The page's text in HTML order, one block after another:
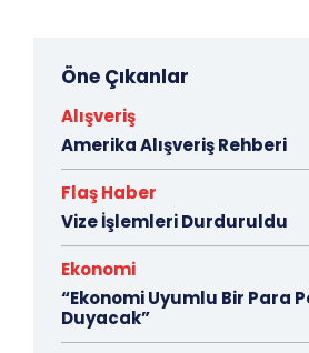
Öne Çıkanlar
Alışveriş
Amerika Alışveriş Rehberi
Flaş Haber
Vize İşlemleri Durduruldu
Ekonomi
“Ekonomi Uyumlu Bir Para
Duyacak”